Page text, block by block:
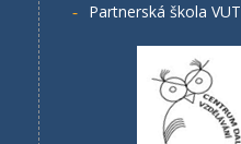
Partnerská škola VUT